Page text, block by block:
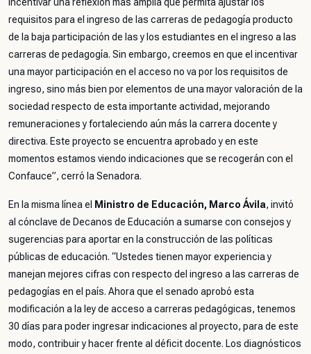
requisitos para el ingreso de las carreras de pedagogía producto
de la baja participación de las y los estudiantes en el ingreso a las
carreras de pedagogía. Sin embargo, creemos en que el incentivar
una mayor participación en el acceso no va por los requisitos de
ingreso, sino más bien por elementos de una mayor valoración de la
sociedad respecto de esta importante actividad, mejorando
remuneraciones y fortaleciendo aún más la carrera docente y
directiva. Este proyecto se encuentra aprobado y en este
momentos estamos viendo indicaciones que se recogerán con el
Confauce”, cerró la Senadora.
En la misma línea el Ministro de Educación, Marco Ávila, invitó
al cónclave de Decanos de Educación a sumarse con consejos y
sugerencias para aportar en la construcción de las políticas
públicas de educación. “Ustedes tienen mayor experiencia y
manejan mejores cifras con respecto del ingreso a las carreras de
pedagogías en el país. Ahora que el senado aprobó esta
modificación a la ley de acceso a carreras pedagógicas, tenemos
30 días para poder ingresar indicaciones al proyecto, para de este
modo, contribuir y hacer frente al déficit docente. Los diagnósticos